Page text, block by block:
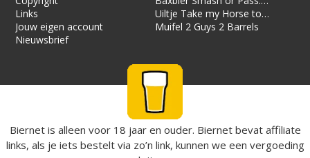
Links
Jouw eigen account
Nieuwsbrief
Strata
Uiltje Take my Horse to
the Hotel Room
Muifel 2 Guys 2 Barrels
Biernet is alleen voor 18 jaar en ouder. Biernet bevat affiliate
links, als je iets bestelt via zo’n link, kunnen we een vergoeding